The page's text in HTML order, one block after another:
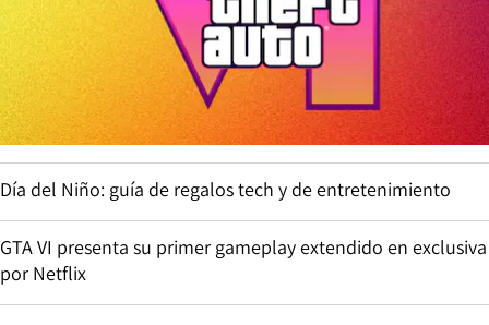
Día del Niño: guía de regalos tech y de entretenimiento
GTA VI presenta su primer gameplay extendido en exclusiva
por Netflix